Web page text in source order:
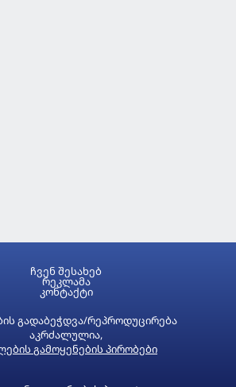
გადაბეჭდვა/რეპროდუცირება
აკრძალულია,
გამოყენების პირობები
ჩვენ შესახებ
რეკლამა
კონტაქტი